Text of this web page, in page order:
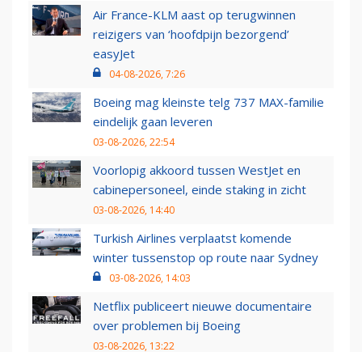
Air France-KLM aast op terugwinnen
reizigers van ‘hoofdpijn bezorgend’
easyJet
04-08-2026, 7:26
Boeing mag kleinste telg 737 MAX-familie
eindelijk gaan leveren
03-08-2026, 22:54
Voorlopig akkoord tussen WestJet en
cabinepersoneel, einde staking in zicht
03-08-2026, 14:40
Turkish Airlines verplaatst komende
winter tussenstop op route naar Sydney
03-08-2026, 14:03
Netflix publiceert nieuwe documentaire
over problemen bij Boeing
03-08-2026, 13:22